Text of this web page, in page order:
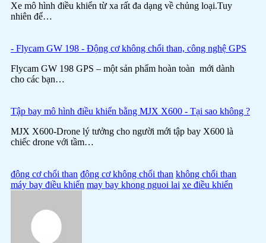
Xe mô hình điều khiển từ xa rất đa dạng về chủng loại.Tuy
nhiên để…
- Flycam GW 198 - Động cơ không chổi than, công nghệ GPS
Flycam GW 198 GPS – một sản phẩm hoàn toàn mới dành
cho các bạn…
Tập bay mô hình điều khiển bằng MJX X600 - Tại sao không ?
MJX X600-Drone lý tưởng cho người mới tập bay X600 là
chiếc drone với tầm…
động cơ chổi than động cơ không chổi than không chổi than
máy bay điều khiển may bay khong nguoi lai xe điều khiển